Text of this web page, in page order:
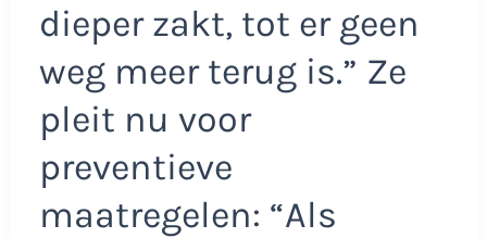
dieper zakt, tot er geen
weg meer terug is.” Ze
pleit nu voor
preventieve
maatregelen: “Als